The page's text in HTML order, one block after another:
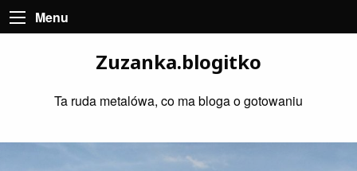
Menu
Zuzanka.blogitko
Ta ruda metalówa, co ma bloga o gotowaniu